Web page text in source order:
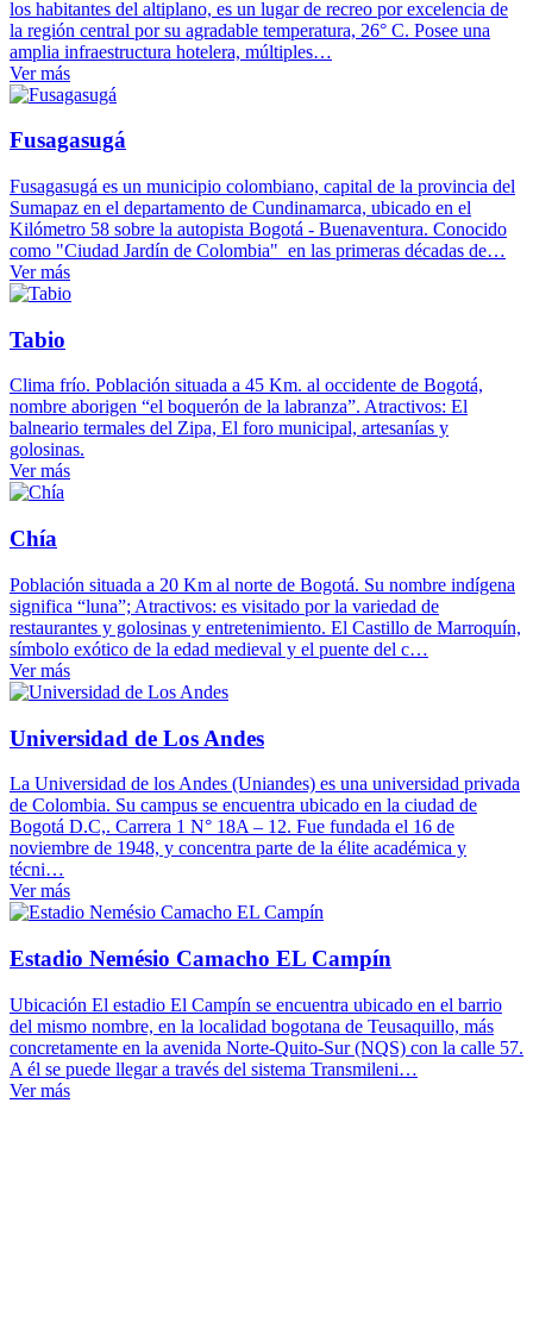
los habitantes del altiplano, es un lugar de recreo por excelencia de
la región central por su agradable temperatura, 26° C. Posee una
amplia infraestructura hotelera, múltiples…
Ver más
Fusagasugá
Fusagasugá es un municipio colombiano, capital de la provincia del
Sumapaz en el departamento de Cundinamarca, ubicado en el
Kilómetro 58 sobre la autopista Bogotá - Buenaventura. Conocido
como "Ciudad Jardín de Colombia" en las primeras décadas de…
Ver más
Tabio
Clima frío. Población situada a 45 Km. al occidente de Bogotá,
nombre aborigen “el boquerón de la labranza”. Atractivos: El
balneario termales del Zipa, El foro municipal, artesanías y
golosinas.
Ver más
Chía
Población situada a 20 Km al norte de Bogotá. Su nombre indígena
significa “luna”; Atractivos: es visitado por la variedad de
restaurantes y golosinas y entretenimiento. El Castillo de Marroquín,
símbolo exótico de la edad medieval y el puente del c…
Ver más
Universidad de Los Andes
La Universidad de los Andes (Uniandes) es una universidad privada
de Colombia. Su campus se encuentra ubicado en la ciudad de
Bogotá D.C,. Carrera 1 N° 18A – 12. Fue fundada el 16 de
noviembre de 1948, y concentra parte de la élite académica y
técni…
Ver más
Estadio Nemésio Camacho EL Campín
Ubicación El estadio El Campín se encuentra ubicado en el barrio
del mismo nombre, en la localidad bogotana de Teusaquillo, más
concretamente en la avenida Norte-Quito-Sur (NQS) con la calle 57.
A él se puede llegar a través del sistema Transmileni…
Ver más